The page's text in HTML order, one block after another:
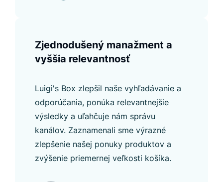
Zjednodušený manažment a
vyššia relevantnosť
Luigi's Box zlepšil naše vyhľadávanie a
odporúčania, ponúka relevantnejšie
výsledky a uľahčuje nám správu
kanálov. Zaznamenali sme výrazné
zlepšenie našej ponuky produktov a
zvýšenie priemernej veľkosti košíka.